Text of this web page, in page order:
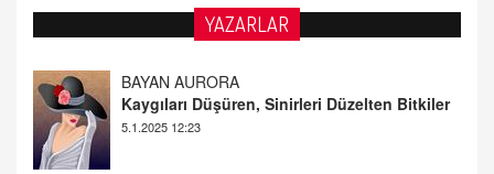
YAZARLAR
DOKTOR CİVANIM
Mastürbasyon ve Tatmin: Bir Keşif Yolculuğu
13.11.2024 22:51